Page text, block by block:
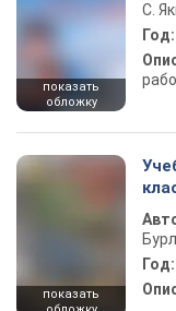
показать
обложку
С.
Год:
показать
Год: